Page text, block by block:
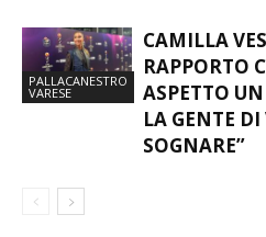
PALLACANESTRO
VARESE
CAMILLA
RAPPORTO
ASPETTO
LA GENTE DI
SOGNARE”